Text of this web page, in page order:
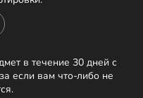
в течение 30 дней с
если вам что-либо не